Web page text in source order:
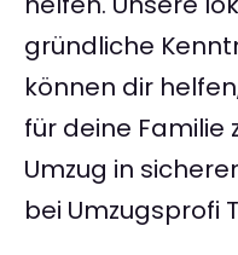
gründliche
können dir
für deine Familie
Umzug in
bei Umzugsprofi